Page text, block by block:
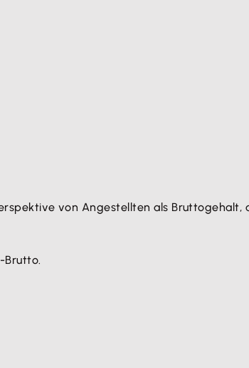
von Angestellten als Bruttogehalt,
Brutto.